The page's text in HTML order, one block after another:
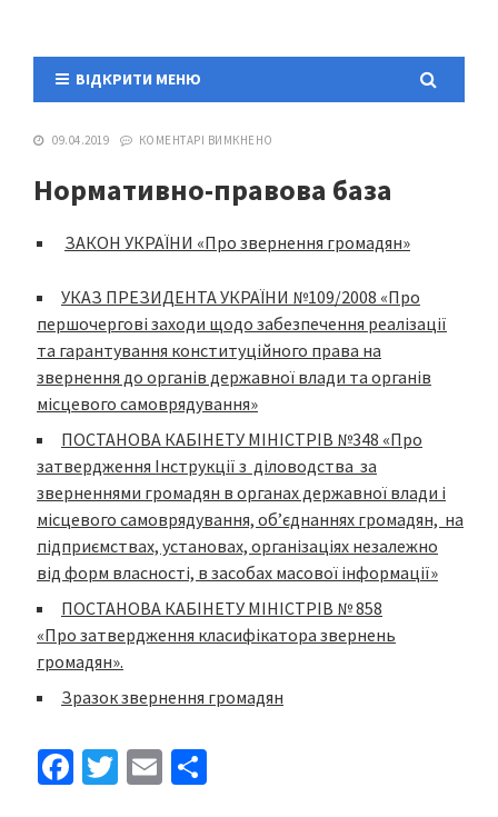
ВІДКРИТИ МЕНЮ
09.04.2019 КОМЕНТАРІ ВИМКНЕНО
Нормативно-правова база
ЗАКОН УКРАЇНИ «Про звернення громадян»
УКАЗ ПРЕЗИДЕНТА УКРАЇНИ №109/2008 «Про
першочергові заходи щодо забезпечення реалізації
та гарантування конституційного права на
звернення до органів державної влади та органів
місцевого самоврядування»
ПОСТАНОВА КАБІНЕТУ МІНІСТРІВ №348 «Про
затвердження Інструкції з діловодства за
зверненнями громадян в органах державної влади і
місцевого самоврядування, об’єднаннях громадян, на
підприємствах, установах, організаціях незалежно
від форм власності, в засобах масової інформації»
ПОСТАНОВА КАБІНЕТУ МІНІСТРІВ № 858
«Про затвердження класифікатора звернень
громадян».
Зразок звернення громадян
Fa T
E